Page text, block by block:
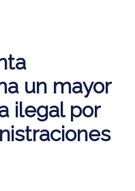
un mayor
ilegal por